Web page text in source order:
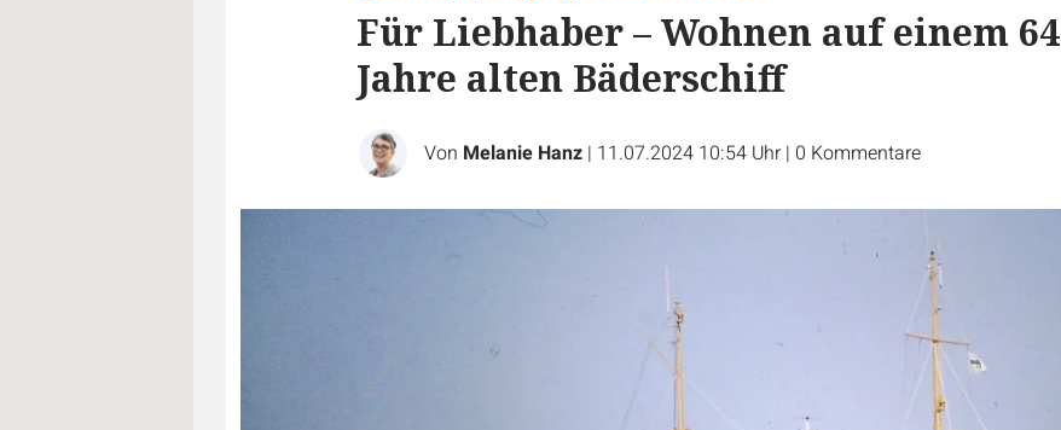
Für Liebhaber – Wohnen auf einem 64
Jahre alten Bäderschiff
Von Melanie Hanz | 11.07.2024 10:54 Uhr | 0 Kommentare